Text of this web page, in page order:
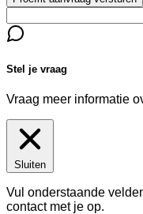
Stel je vraag
Vraag meer informatie
Sluiten
Vul onderstaande
contact met je op.